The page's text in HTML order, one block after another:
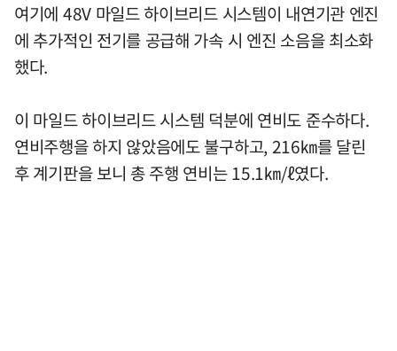
여기에 48V 마일드 하이브리드 시스템이 내연기관 엔진
에 추가적인 전기를 공급해 가속 시 엔진 소음을 최소화
했다.
이 마일드 하이브리드 시스템 덕분에 연비도 준수하다.
연비주행을 하지 않았음에도 불구하고, 216㎞를 달린
후 계기판을 보니 총 주행 연비는 15.1㎞/ℓ였다.